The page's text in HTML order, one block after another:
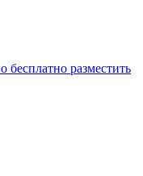
разместить